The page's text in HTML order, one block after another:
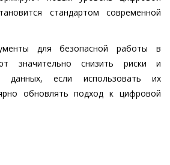
стандартом современной
для безопасной работы в
значительно снизить риски и
данных, если использовать их
обновлять подход к цифровой